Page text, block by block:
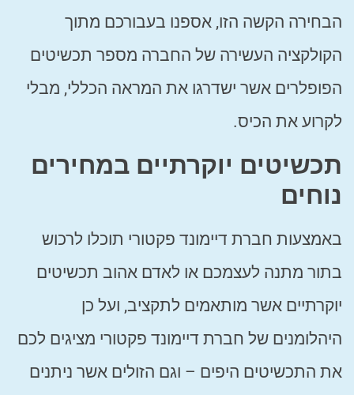
הבחירה הקשה הזו, אספנו בעבורכם מתוך
הקולקציה העשירה של החברה מספר תכשיטים
הפופלרים אשר ישדרגו את המראה הכללי, מבלי
לקרוע את הכיס.
תכשיטים יוקרתיים במחירים
נוחים
באמצעות חברת דיימונד פקטורי תוכלו לרכוש
בתור מתנה לעצמכם או לאדם אהוב תכשיטים
יוקרתיים אשר מותאמים לתקציב, ועל כן
היהלומנים של חברת דיימונד פקטורי מציגים לכם
את התכשיטים היפים – וגם הזולים אשר ניתנים